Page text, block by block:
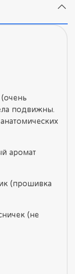
подвижны.
аромат
(прошивка
(не